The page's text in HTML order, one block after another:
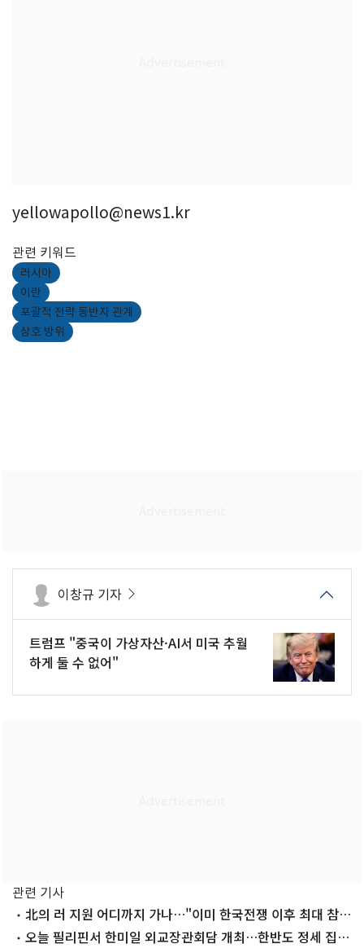
yellowapollo@news1.kr
관련 키워드
러시아
이란
포괄적 전략 동반자 관계
상호 방위
이창규 기자
트럼프 "중국이 가상자산·AI서 미국 추월
하게 둘 수 없어"
관련 기사
北의 러 지원 어디까지 가나…"이미 한국전쟁 이후 최대 참
전"오늘 필리핀서 한미일 외교장관회담 개최…한반도 정세 집중